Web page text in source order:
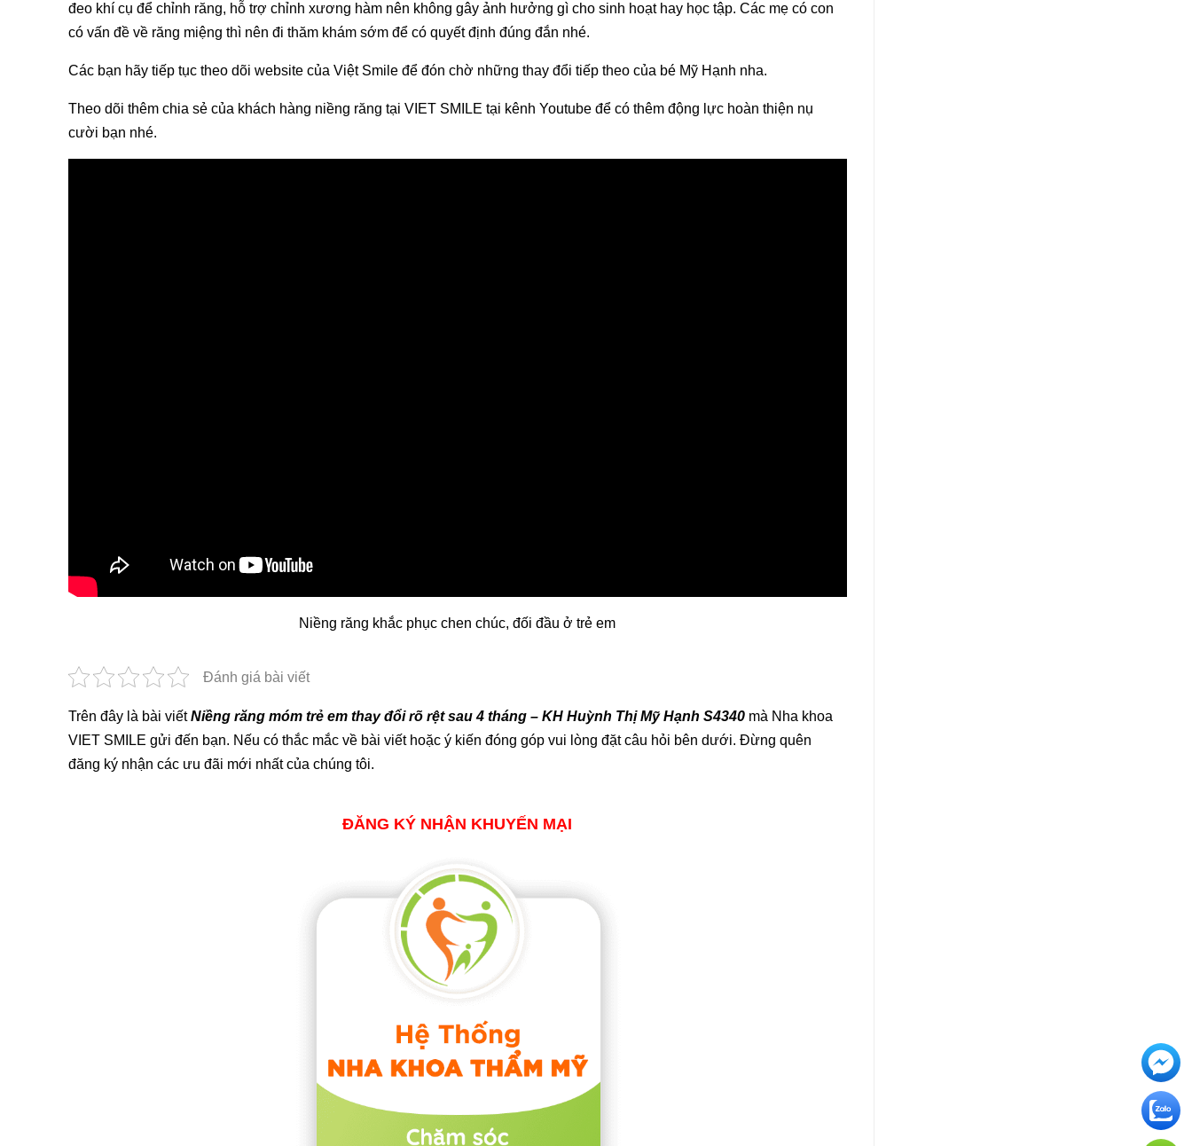
đeo khí cụ để chỉnh răng, hỗ trợ chỉnh xương hàm nên không gây ảnh hưởng gì cho sinh hoạt hay học tập. Các mẹ có con
có vấn đề về răng miệng thì nên đi thăm khám sớm để có quyết định đúng đắn nhé.
Các bạn hãy tiếp tục theo dõi website của Việt Smile để đón chờ những thay đổi tiếp theo của bé Mỹ Hạnh nha.
Theo dõi thêm chia sẻ của khách hàng niềng răng tại VIET SMILE tại kênh Youtube để có thêm động lực hoàn thiện nụ
cười bạn nhé.
Niềng răng khắc phục chen chúc, đối đầu ở trẻ em
Đánh giá bài viết
Trên đây là bài viếtNiềng răng móm trẻ em thay đổi rõ rệt sau 4 tháng – KH Huỳnh Thị Mỹ Hạnh S4340 mà Nha khoa
VIET SMILE gửi đến bạn. Nếu có thắc mắc về bài viết hoặc ý kiến đóng góp vui lòng đặt câu hỏi bên dưới. Đừng quên
đăng ký nhận các ưu đãi mới nhất của chúng tôi.
ĐĂNG KÝ NHẬN KHUYẾN MẠI